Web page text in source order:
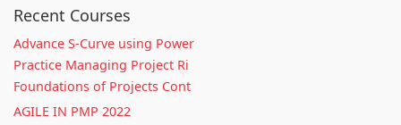
Recent Courses
Advance S-Curve using Power
Practice Managing Project Ri
Foundations of Projects Cont
AGILE IN PMP 2022